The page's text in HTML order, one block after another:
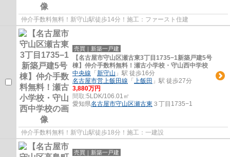
仲介手数料無料！新守山駅徒歩14分！施工：ファースト住建
売買｜新築一戸建
【名古屋市守山区瀬古東3丁目1735−1新築戸建5号
棟】仲介手数料無料！瀬古小学校・守山西中学校
中央線 「 新守山 」駅 徒歩16分
名古屋市営上飯田線 「 上飯田 」駅 徒歩27分
3,880万円
間取:5LDK/106.01㎡
愛知県名古屋市守山区瀬古東 ３丁目1735−1
仲介手数料無料！新守山駅徒歩18分！施工：一建設
売買｜新築一戸建